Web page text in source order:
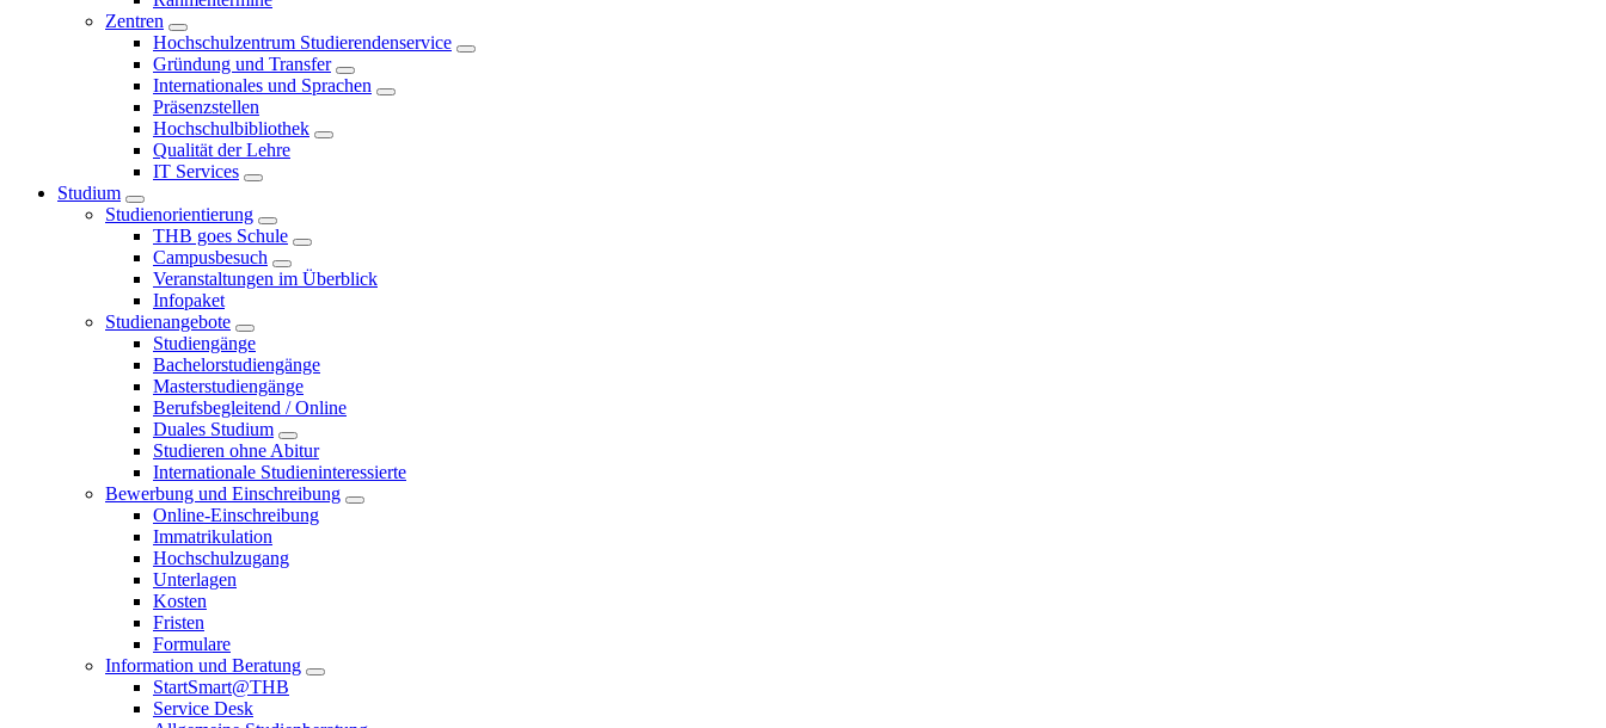
Zentren
Hochschulzentrum Studierendenservice
Gründung und Transfer
Internationales und Sprachen
Präsenzstellen
Hochschulbibliothek
Qualität der Lehre
IT Services
Studium
Studienorientierung
THB goes Schule
Campusbesuch
Veranstaltungen im Überblick
Infopaket
Studienangebote
Studiengänge
Bachelorstudiengänge
Masterstudiengänge
Berufsbegleitend / Online
Duales Studium
Studieren ohne Abitur
Internationale Studieninteressierte
Bewerbung und Einschreibung
Online-Einschreibung
Immatrikulation
Hochschulzugang
Unterlagen
Kosten
Fristen
Formulare
Information und Beratung
StartSmart@THB
Service Desk